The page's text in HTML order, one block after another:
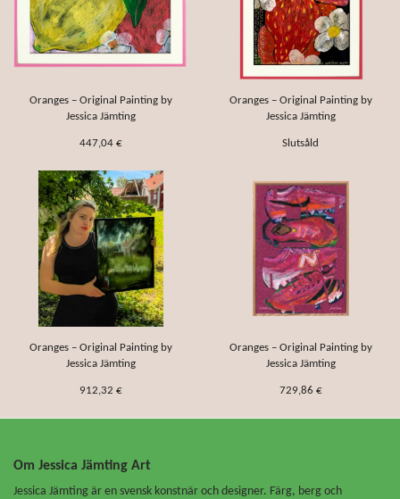
Oranges – Original Painting by
Jessica Jämting
447,04 €
Oranges – Original Painting by
Jessica Jämting
Slutsåld
Oranges – Original Painting by
Jessica Jämting
912,32 €
Oranges – Original Painting by
Jessica Jämting
729,86 €
Om Jessica Jämting Art
Jessica Jämting är en svensk konstnär och designer. Färg, berg och